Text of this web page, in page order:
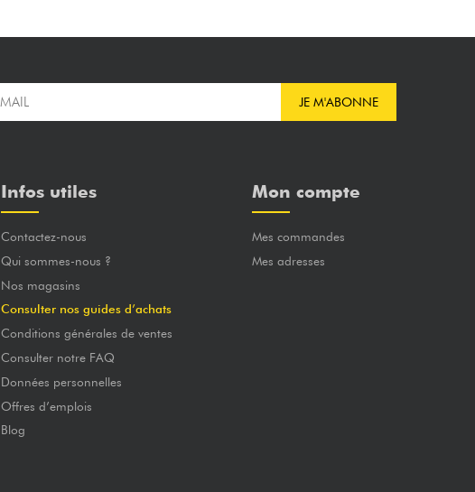
JE M'ABONNE
Infos utiles
Contactez-nous
Qui sommes-nous ?
Nos magasins
Consulter nos guides d’achats
Conditions générales de ventes
Consulter notre FAQ
Données personnelles
Offres d’emplois
Blog
Mon compte
Mes commandes
Mes adresses